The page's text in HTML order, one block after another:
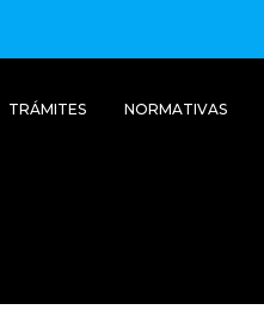
TRÁMITES NORMATIVAS